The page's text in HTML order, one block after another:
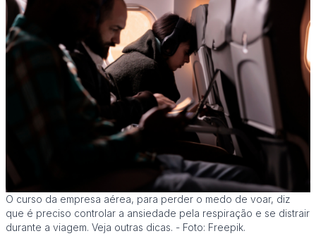
O curso da empresa aérea, para perder o medo de voar, diz
que é preciso controlar a ansiedade pela respiração e se distrair
durante a viagem. Veja outras dicas. - Foto: Freepik.